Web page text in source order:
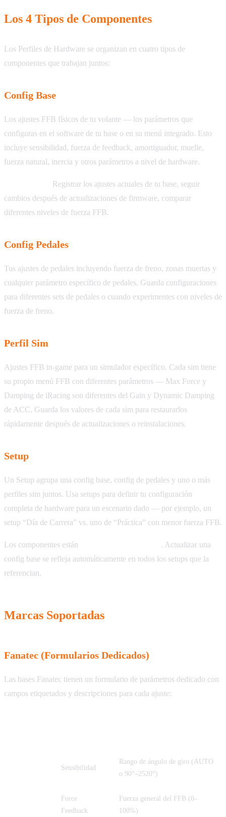
Los 4 Tipos de Componentes
Los Perfiles de Hardware se organizan en cuatro tipos de
componentes que trabajan juntos:
Config Base
Los ajustes FFB físicos de tu volante — los parámetros que
configuras en el software de tu base o en su menú integrado. Esto
incluye sensibilidad, fuerza de feedback, amortiguador, muelle,
fuerza natural, inercia y otros parámetros a nivel de hardware.
Registrar los ajustes actuales de tu base, seguir
cambios después de actualizaciones de firmware, comparar
diferentes niveles de fuerza FFB.
Config Pedales
Tus ajustes de pedales incluyendo fuerza de freno, zonas muertas y
cualquier parámetro específico de pedales. Guarda configuraciones
para diferentes sets de pedales o cuando experimentes con niveles de
fuerza de freno.
Perfil Sim
Ajustes FFB in-game para un simulador específico. Cada sim tiene
su propio menú FFB con diferentes parámetros — Max Force y
Damping de iRacing son diferentes del Gain y Dynamic Damping
de ACC. Guarda los valores de cada sim para restaurarlos
rápidamente después de actualizaciones o reinstalaciones.
Setup
Un Setup agrupa una config base, config de pedales y uno o más
perfiles sim juntos. Usa setups para definir tu configuración
completa de hardware para un escenario dado — por ejemplo, un
setup “Día de Carrera” vs. uno de “Práctica” con menor fuerza FFB.
Los componentes están
. Actualizar una
config base se refleja automáticamente en todos los setups que la
referencian.
Marcas Soportadas
Fanatec (Formularios Dedicados)
Las bases Fanatec tienen un formulario de parámetros dedicado con
campos etiquetados y descripciones para cada ajuste:
Sensibilidad
Rango de ángulo de giro (AUTO
o 90°–2520°)
Force
Feedback
Fuerza general del FFB (0–
100%)